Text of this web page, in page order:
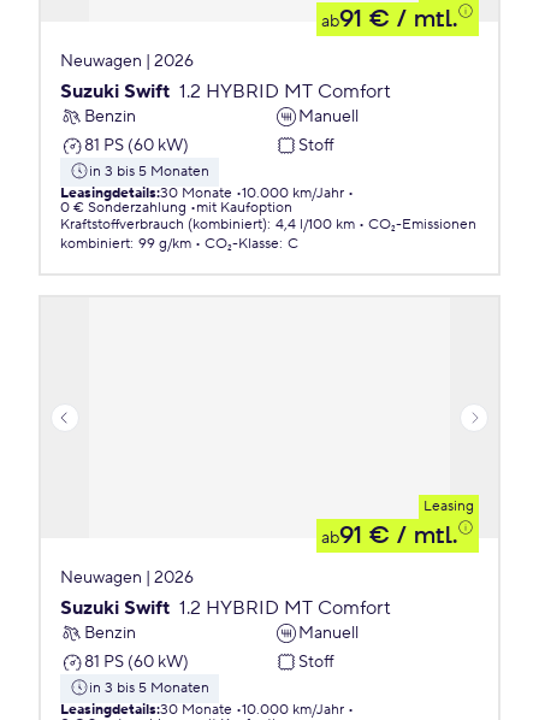
ab91 € / mtl.
Neuwagen | 2026
Suzuki Swift 1.2 HYBRID MT Comfort
Benzin
Manuell
81 PS (60 kW)
Stoff
in 3 bis 5 Monaten
Leasingdetails:30 Monate 10.000 km/Jahr
0 € Sonderzahlung
mit Kaufoption
Kraftstoffverbrauch (kombiniert): 4,4 l/100 km
CO₂-Emissionen
kombiniert: 99 g/km CO₂-Klasse: C
Leasing
ab91 € / mtl.
Neuwagen | 2026
Suzuki Swift 1.2 HYBRID MT Comfort
Benzin
Manuell
81 PS (60 kW)
Stoff
in 3 bis 5 Monaten
Leasingdetails:30 Monate 10.000 km/Jahr